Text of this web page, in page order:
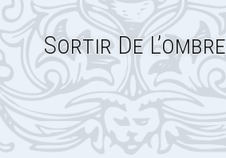
Sortir De L’ombre